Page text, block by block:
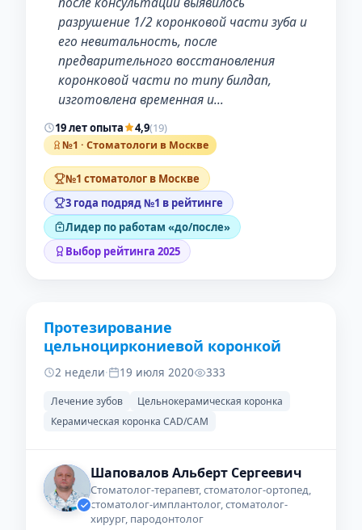
разрушение 1/2 коронковой части зуба и
его невитальность, после
предварительного восстановления
коронковой части по типу билдап,
изготовлена временная и…
19 лет опыта 4,9(19)
№1 · Стоматологи в Москве
№1 стоматолог в Москве
3 года подряд №1 в рейтинге
Лидер по работам «до/после»
Выбор рейтинга 2025
ДО
Протезирование
цельноциркониевой коронкой
2 недели· 19 июля 2020 333
Лечение зубов
Цельнокерамическая коронка
Керамическая коронка CAD/CAM
Шаповалов Альберт Сергеевич
Стоматолог-терапевт, стоматолог-ортопед,
стоматолог-имплантолог, стоматолог-
хирург, пародонтолог